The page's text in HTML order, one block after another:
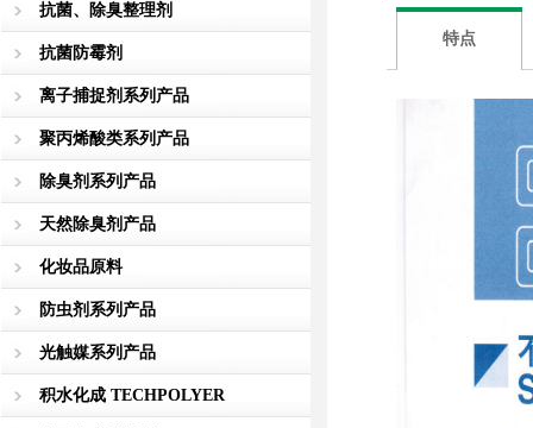
抗菌、除臭整理剂
抗菌防霉剂
离子捕捉剂系列产品
聚丙烯酸类系列产品
除臭剂系列产品
天然除臭剂产品
化妆品原料
防虫剂系列产品
光触媒系列产品
积水化成 TECHPOLYER
特点